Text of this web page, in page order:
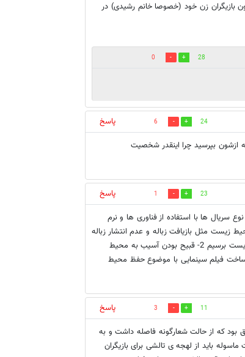
بازیگران زن خود (خصوصا خانم رشیدی) در
28
0
24
6
پاسخ
ازشون بپرسید چرا اینقدر شخصیت
23
1
پاسخ
سریال لطفا 1- تلاش کنند این نوع سریال ها با استفاده از فناوری ها و نرم
مثل بازیافت زباله و عدم انتشار زباله
در محیط توسط همه مردم نهادینه شود و واقعا به داد این محیط زیست برسیم 2- قبیح بودن آسیب به محیط
فیلم ها گسترش یابد. 3- آیا تمابل به ساخت فیلم سینمایی با موضوع حفظ محیط
11
3
پاسخ
بود که از حالت شعارگونه فاصله داشت و به
باید از لهجه ی تالشی برای بازیگران